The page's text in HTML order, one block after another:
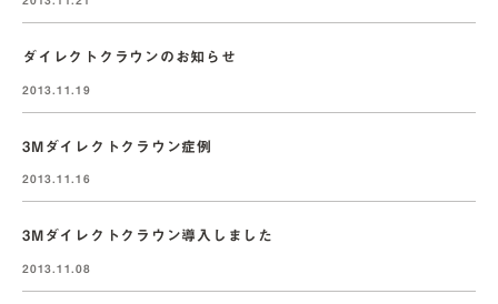
ダイレクトクラウンのお知らせ
2013.11.19
3Mダイレクトクラウン症例
2013.11.16
3Mダイレクトクラウン導入しました
2013.11.08